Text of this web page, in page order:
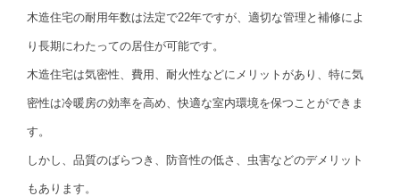
木造住宅の耐用年数は法定で22年ですが、適切な管理と補修によ
り長期にわたっての居住が可能です。
木造住宅は気密性、費用、耐火性などにメリットがあり、特に気
密性は冷暖房の効率を高め、快適な室内環境を保つことができま
す。
しかし、品質のばらつき、防音性の低さ、虫害などのデメリット
もあります。